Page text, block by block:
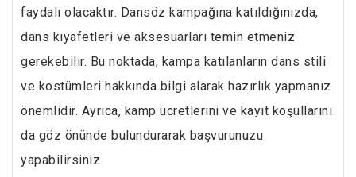
faydalı olacaktır. Dansöz kampağına katıldığınızda,
dans kıyafetleri ve aksesuarları temin etmeniz
gerekebilir. Bu noktada, kampa katılanların dans stili
ve kostümleri hakkında bilgi alarak hazırlık yapmanız
önemlidir. Ayrıca, kamp ücretlerini ve kayıt koşullarını
da göz önünde bulundurarak başvurunuzu
yapabilirsiniz.